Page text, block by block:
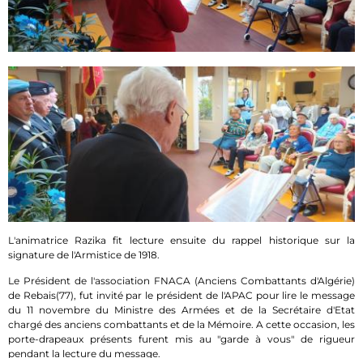
L'animatrice Razika fit lecture ensuite du rappel historique sur la
signature de l'Armistice de 1918.
Le Président de l'association FNACA (Anciens Combattants d'Algérie)
de Rebais(77), fut invité par le président de l'APAC pour lire le message
du 11 novembre du Ministre des Armées et de la Secrétaire d'Etat
chargé des anciens combattants et de la Mémoire. A cette occasion, les
porte-drapeaux présents furent mis au "garde à vous" de rigueur
pendant la lecture du message.